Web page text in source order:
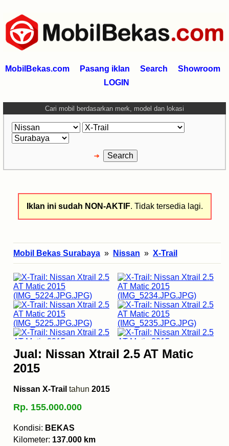
MobilBekas.com Pasang iklan Search
Showroom
LOGIN
Cari mobil berdasarkan merk, model dan lokasi
Iklan ini sudah NON-AKTIF. Tidak tersedia lagi.
Mobil Bekas Surabaya » Nissan » X-Trail
Jual: Nissan Xtrail 2.5 AT Matic
2015
Nissan X-Trail tahun 2015
Rp. 155.000.000
Kondisi: BEKAS
Kilometer: 137.000 km